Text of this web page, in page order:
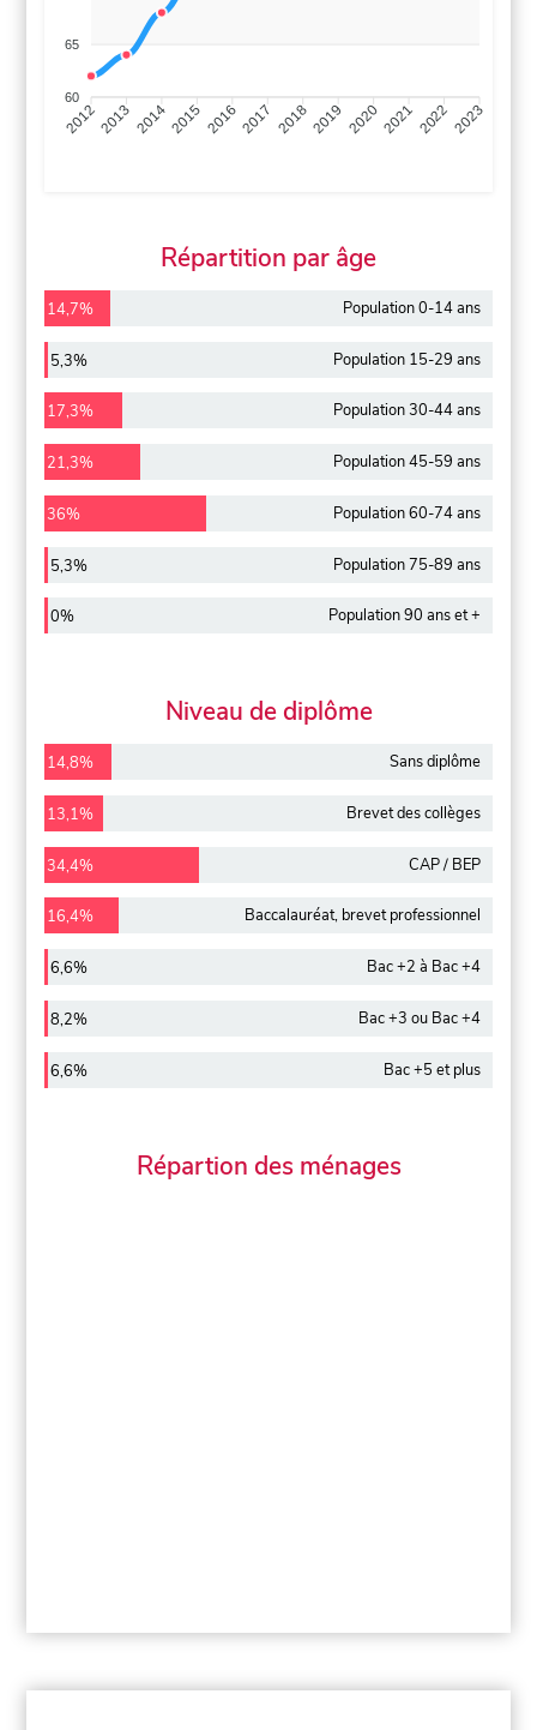
65
60
20122013 20142015 20162017 20182019 20202021 2022 2023
Répartition par âge
14,7% Population 0-14 ans
5,3% Population 15-29 ans
17,3% Population 30-44 ans
21,3% Population 45-59 ans
36% Population 60-74 ans
5,3% Population 75-89 ans
0% Population 90 ans et +
Niveau de diplôme
14,8% Sans diplôme
13,1% Brevet des collèges
34,4% CAP / BEP
16,4% Baccalauréat, brevet professionnel
6,6% Bac +2 à Bac +4
8,2% Bac +3 ou Bac +4
6,6% Bac +5 et plus
Répartion des ménages